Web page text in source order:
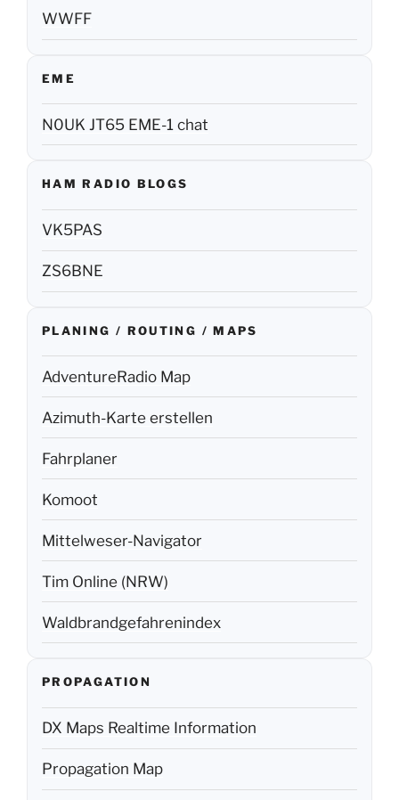
WWFF
EME
N0UK JT65 EME-1 chat
HAM RADIO BLOGS
VK5PAS
ZS6BNE
PLANING / ROUTING / MAPS
AdventureRadio Map
Azimuth-Karte erstellen
Fahrplaner
Komoot
Mittelweser-Navigator
Tim Online (NRW)
Waldbrandgefahrenindex
PROPAGATION
DX Maps Realtime Information
Propagation Map